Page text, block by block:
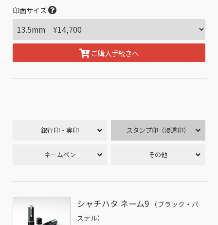
印面サイズ
ご購入手続きへ
銀行印・実印 スタンプ印（浸透印）
ネームペン その他
シャチハタ ネーム9
（ブラック・パ
ステル）